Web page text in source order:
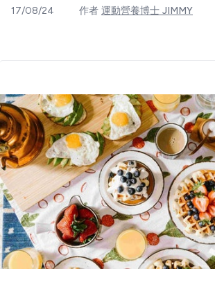
17/08/24 作者 運動營養博士 JIMMY